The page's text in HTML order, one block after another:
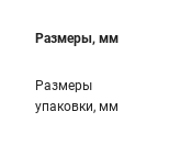
Размеры, мм
Размеры
упаковки, мм